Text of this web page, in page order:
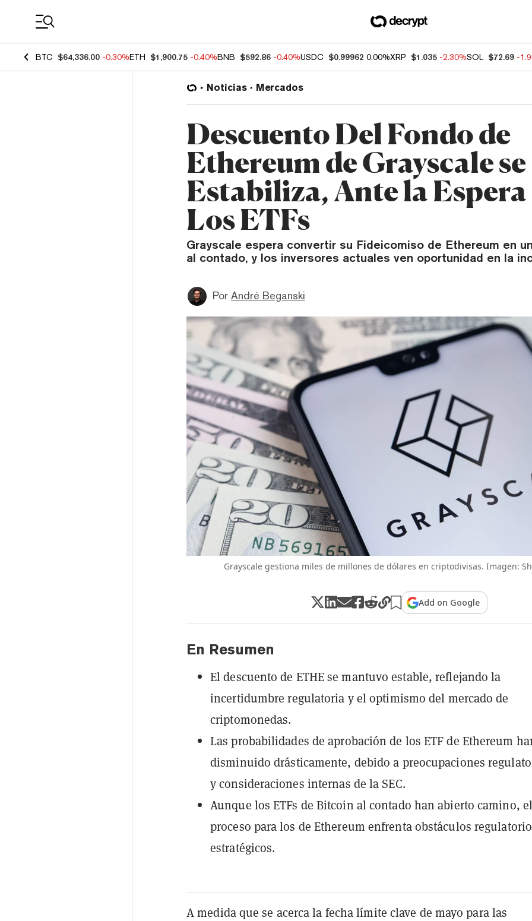
BTC $64,336.00 -0.30%ETH $1,900.75 -0.40%BNB $592.86 -0.40%USDC $0.99962 0.00%XRP $1.035 -2.30%SOL $72.69 -
Noticias Mercados
Descuento Del Fondo de
Ethereum de Grayscale se
Estabiliza, Ante la Espera
Los ETFs
Grayscale espera convertir su Fideicomiso de Ethereum en
al contado, y los inversores actuales ven oportunidad en la
Por André Beganski
Grayscale gestiona miles de millones de dólares en criptodivisas. Imagen:
Add on Google
En Resumen
El descuento de ETHE se mantuvo estable, reflejando la
incertidumbre regulatoria y el optimismo del mercado de
criptomonedas.
Las probabilidades de aprobación de los ETF de Ethereum
disminuido drásticamente, debido a preocupaciones
y consideraciones internas de la SEC.
Aunque los ETFs de Bitcoin al contado han abierto camino,
proceso para los de Ethereum enfrenta obstáculos
estratégicos.
A medida que se acerca la fecha límite clave de mayo para las